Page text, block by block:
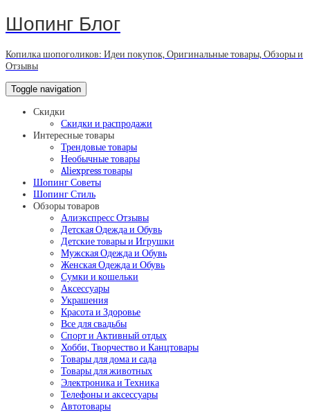
Шопинг Блог
Копилка шопоголиков: Идеи покупок, Оригинальные товары, Обзоры и
Отзывы
Toggle navigation
Скидки
Скидки и распродажи
Интересные товары
Трендовые товары
Необычные товары
Aliexpress товары
Шопинг Советы
Шопинг Стиль
Обзоры товаров
Алиэкспресс Отзывы
Детская Одежда и Обувь
Детские товары и Игрушки
Мужская Одежда и Обувь
Женская Одежда и Обувь
Сумки и кошельки
Аксессуары
Украшения
Красота и Здоровье
Все для свадьбы
Спорт и Активный отдых
Хобби, Творчество и Канцтовары
Товары для дома и сада
Товары для животных
Электроника и Техника
Телефоны и аксессуары
Автотовары